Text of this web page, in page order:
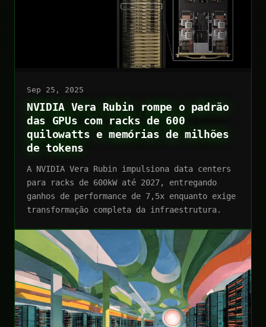
Sep 25, 2025
NVIDIA Vera Rubin rompe o padrão
das GPUs com racks de 600
quilowatts e memórias de milhões
de tokens
A NVIDIA Vera Rubin impulsiona data centers
para racks de 600kW até 2027, entregando
ganhos de performance de 7,5x enquanto exige
transformação completa da infraestrutura.